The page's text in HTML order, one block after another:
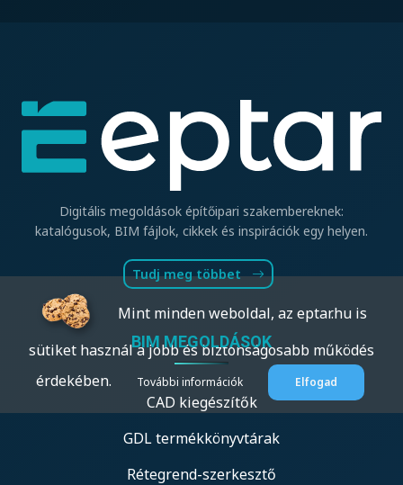
Digitális megoldások építőipari szakembereknek:
katalógusok, BIM fájlok, cikkek és inspirációk egy helyen.
Tudj meg többet
BIM MEGOLDÁSOK
CAD kiegészítők
GDL termékkönyvtárak
Rétegrend-szerkesztő
Mint minden weboldal, az eptar.hu is
sütiket használ a jobb és biztonságosabb működés
érdekében.
További információk Elfogad